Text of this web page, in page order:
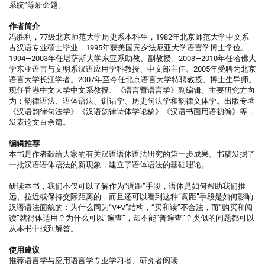
系统”等新命题。
作者简介
冯胜利，77级北京师范大学历史系本科生，1982年北京师范大学中文系
古汉语专业硕士毕业，1995年获美国宾夕法尼亚大学语言学博士学位。
1994—2003年任堪萨斯大学东亚系助教、副教授。2003—2010年任哈佛大
学东亚语言与文明系汉语应用学科教授、中文部主任。2005年受聘为北京
语言大学长江学者。2007年至今任北京语言大学特聘教授、博士生导师。
现任香港中文大学中文系教授、《语言暨语言学》副编辑。主要研究方向
为：韵律语法、语体语法、训诂学、历史句法学和韵律文体学。出版专著
《汉语韵律句法学》《汉语韵律诗体学论稿》《汉语书面用语初编》等，
发表论文百余篇。
编辑推荐
本书是作者献给大家的有关汉语语体语法研究的第一步成果。书稿发掘了
一批汉语语体语法的新现象，建立了语体语法的基础理论。
研读本书，我们不仅可以了解作为“调距”手段，语体是如何帮助我们推
远、拉近或保持交际距离的，而且还可以看到这种“调距”手段是如何影响
汉语语法面貌的：为什么同为“V+V”结构，“买和读”不合法，而“购买和阅
读”就得体适用？为什么可以“遍查”，却不能“普遍查”？类似的问题都可以
从本书中找到解答。
使用建议
推荐语言学与应用语言学专业学习者、研究者阅读